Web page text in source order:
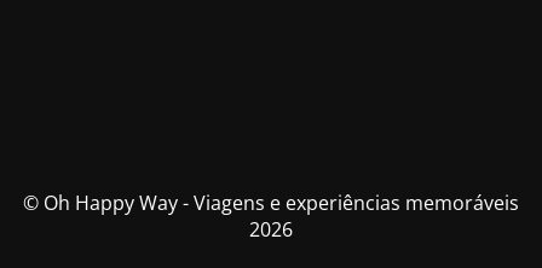
© Oh Happy Way - Viagens e experiências memoráveis
2026